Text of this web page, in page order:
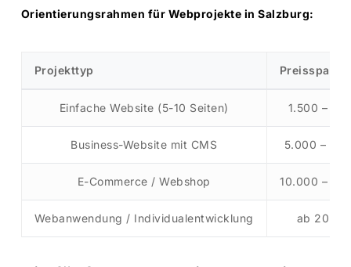
Orientierungsrahmen für Webprojekte in Salzburg:
Projekttyp Preisspanne
Einfache Website (5-10 Seiten) 1.500 –
Business-Website mit CMS 5.000 –
E-Commerce / Webshop 10.000 –
Webanwendung / Individualentwicklung ab